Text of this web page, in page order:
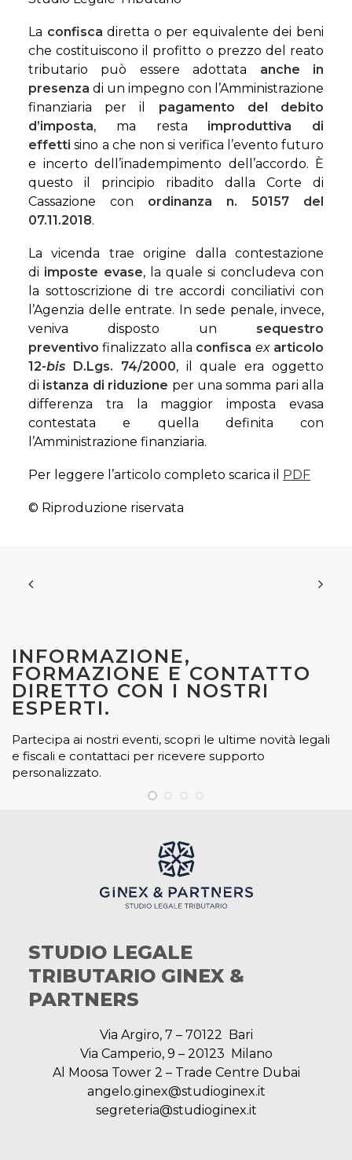
La confisca diretta o per equivalente dei beni
che costituiscono il profitto o prezzo del reato
tributario può essere adottata anche in
presenza di un impegno con l’Amministrazione
finanziaria per il pagamento del debito
d’imposta, ma resta improduttiva di
effetti sino a che non si verifica l’evento futuro
e incerto dell’inadempimento dell’accordo. È
questo il principio ribadito dalla Corte di
Cassazione con ordinanza n. 50157 del
07.11.2018.
La vicenda trae origine dalla contestazione
di imposte evase, la quale si concludeva con
la sottoscrizione di tre accordi conciliativi con
l’Agenzia delle entrate. In sede penale, invece,
veniva disposto un sequestro
preventivo finalizzato alla confisca ex articolo
12-bis D.Lgs. 74/2000, il quale era oggetto
di istanza di riduzione per una somma pari alla
differenza tra la maggior imposta evasa
contestata e quella definita con
l’Amministrazione finanziaria.
Per leggere l’articolo completo scarica il PDF
© Riproduzione riservata
INFORMAZIONE,
FORMAZIONE E CONTATTO
DIRETTO CON I NOSTRI
ESPERTI.
Partecipa ai nostri eventi, scopri le ultime novità legali
e fiscali e contattaci per ricevere supporto
personalizzato.
STUDIO LEGALE
TRIBUTARIO GINEX &
PARTNERS
Via Argiro, 7 – 70122 Bari
Via Camperio, 9 – 20123 Milano
Al Moosa Tower 2 – Trade Centre Dubai
angelo.ginex@studioginex.it
segreteria@studioginex.it